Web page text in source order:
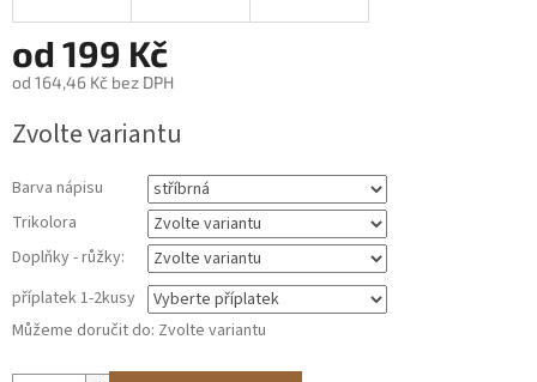
od 199 Kč
od 164,46 Kč bez DPH
cena:
Zvolte variantu
Barva nápisu
Trikolora
Doplňky - růžky:
příplatek 1-2kusy
Můžeme doručit do: Zvolte variantu